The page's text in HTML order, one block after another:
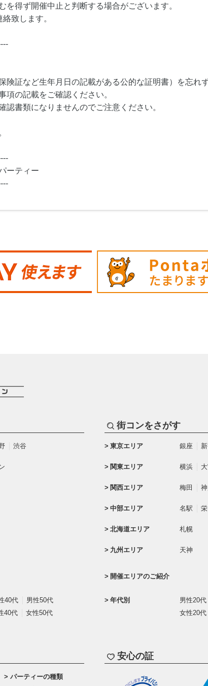
得ず開催中止と判断する場合がございます。
致します。
険証など生年月日の記載がある公的な証明書）を忘れ
の記載をご確認ください。
書類になりませんのでご注意ください。
ーティー
渋谷
40代
男性50代
40代 女性50代
街コンをさがす
東京エリア 銀座
関東エリア 横浜
関西エリア 梅田
中部エリア 名駅 栄
北海道エリア 札幌
九州エリア 天神
開催エリアのご紹介
年代別 男性20代
女性20代
パーティーの種類
安心の証